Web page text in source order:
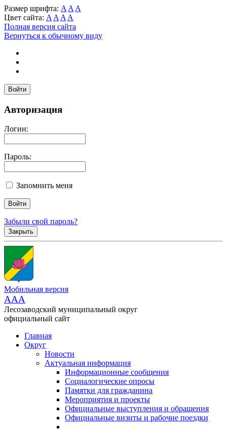
Размер шрифта: A A A
Цвет сайта: A A A A
Полная версия сайта
Вернуться к обычному виду
Войти
Авторизация
Логин:
Пароль:
Запомнить меня
Забыли свой пароль?
Закрыть
Мобильная версия
AAA
Лесозаводский муниципальный округ
официальный сайт
Главная
Округ
Новости
Актуальная информация
Информационные сообщения
Социалогические опросы
Памятки для гражданина
Мероприятия и проекты
Официальные выступления и обращения
Официальные визиты и рабочие поездки